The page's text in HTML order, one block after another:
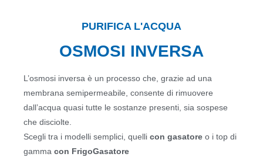
PURIFICA L'ACQUA
OSMOSI INVERSA
L’osmosi inversa è un processo che, grazie ad una
membrana semipermeabile, consente di rimuovere
dall’acqua quasi tutte le sostanze presenti, sia sospese
che disciolte.
Scegli tra i modelli semplici, quelli con gasatore o i top di
gamma con FrigoGasatore